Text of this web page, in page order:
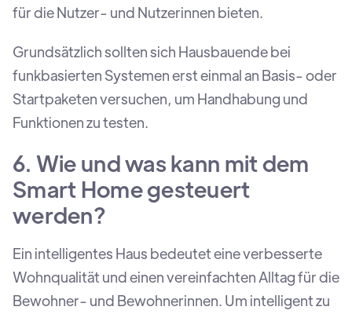
für die Nutzer- und Nutzerinnen bieten.
Grundsätzlich sollten sich Hausbauende bei
funkbasierten Systemen erst einmal an Basis- oder
Startpaketen versuchen, um Handhabung und
Funktionen zu testen.
6. Wie und was kann mit dem
Smart Home gesteuert
werden?
Ein intelligentes Haus bedeutet eine verbesserte
Wohnqualität und einen vereinfachten Alltag für die
Bewohner- und Bewohnerinnen. Um intelligent zu